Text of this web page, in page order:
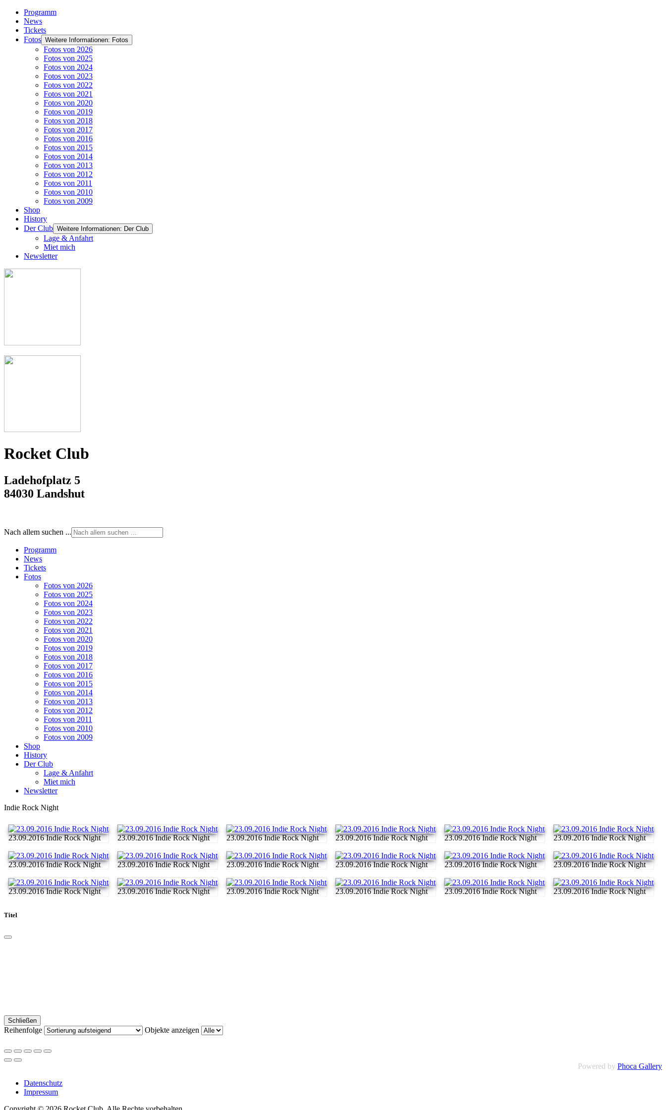
Programm
News
Tickets
Fotos Weitere Informationen: Fotos
Fotos von 2026
Fotos von 2025
Fotos von 2024
Fotos von 2023
Fotos von 2022
Fotos von 2021
Fotos von 2020
Fotos von 2019
Fotos von 2018
Fotos von 2017
Fotos von 2016
Fotos von 2015
Fotos von 2014
Fotos von 2013
Fotos von 2012
Fotos von 2011
Fotos von 2010
Fotos von 2009
Shop
History
Der Club Weitere Informationen: Der Club
Lage & Anfahrt
Miet mich
Newsletter
Rocket Club
Ladehofplatz 5
84030 Landshut
Nach allem suchen ...
Programm
News
Tickets
Fotos
Fotos von 2026
Fotos von 2025
Fotos von 2024
Fotos von 2023
Fotos von 2022
Fotos von 2021
Fotos von 2020
Fotos von 2019
Fotos von 2018
Fotos von 2017
Fotos von 2016
Fotos von 2015
Fotos von 2014
Fotos von 2013
Fotos von 2012
Fotos von 2011
Fotos von 2010
Fotos von 2009
Shop
History
Der Club
Lage & Anfahrt
Miet mich
Newsletter
Indie Rock Night
23.09.2016 Indie Rock Night 23.09.2016 Indie Rock Night 23.09.2016 Indie Rock Night 23.09.2016 Indie Rock Night 23.09.2016 Indie Rock Night 23.09.2016 Indie Rock Night
23.09.2016 Indie Rock Night 23.09.2016 Indie Rock Night 23.09.2016 Indie Rock Night 23.09.2016 Indie Rock Night 23.09.2016 Indie Rock Night 23.09.2016 Indie Rock Night
23.09.2016 Indie Rock Night 23.09.2016 Indie Rock Night 23.09.2016 Indie Rock Night 23.09.2016 Indie Rock Night 23.09.2016 Indie Rock Night 23.09.2016 Indie Rock Night
Titel
Schließen
Reihenfolge Objekte anzeigen
Powered by Phoca Gallery
Datenschutz
Impressum